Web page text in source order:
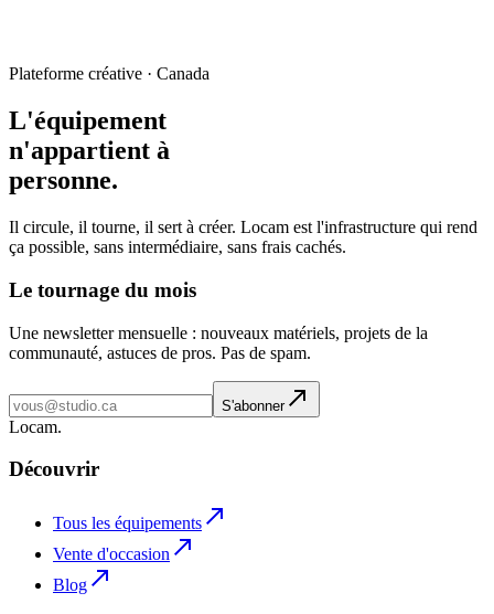
Plateforme créative · Canada
L'équipement
n'appartient à
personne.
Il circule, il tourne, il sert à créer. Locam est l'infrastructure qui rend
ça possible, sans intermédiaire, sans frais cachés.
Le tournage du mois
Une newsletter mensuelle : nouveaux matériels, projets de la
communauté, astuces de pros. Pas de spam.
S'abonner
Locam.
Découvrir
Tous les équipements
Vente d'occasion
Blog